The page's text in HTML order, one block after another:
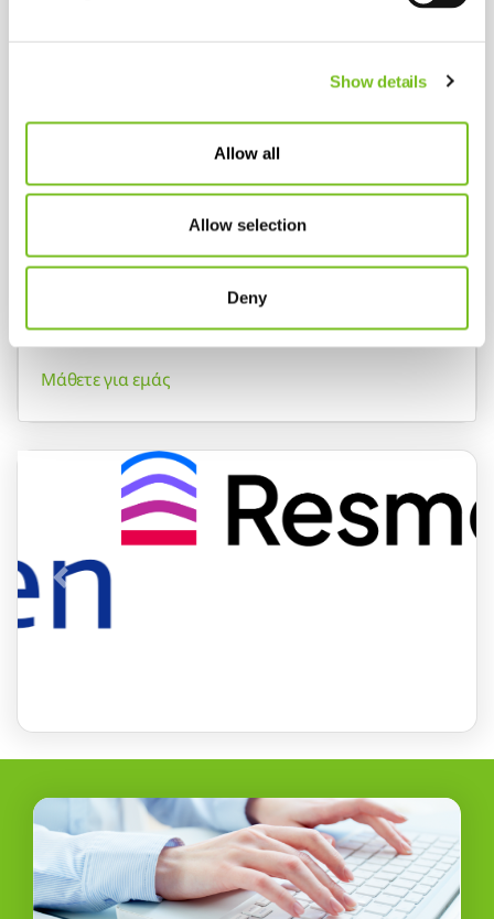
Show details
Allow all
Allow selection
Deny
Είμαστε δίπλα σας
Προϊόντα & Υπηρεσίες
ομίλου. Διαθέτουμεεπίσημο Serviceγια όλους τους
Καλέστε μας σήμερα και μάθετε ποια προϊόντα
Εξυπηρετούμε700.000 ασθενείςσε19 χώρες στον
Εμπιστευθείτε τους ειδικούς
Μάθετε για εμάς
Previous Next
Επίσημοι Αντιπρόσωποι